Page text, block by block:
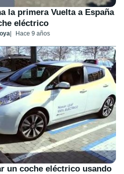
la primera Vuelta a España
eléctrico
Hace 9 años
un coche eléctrico usando